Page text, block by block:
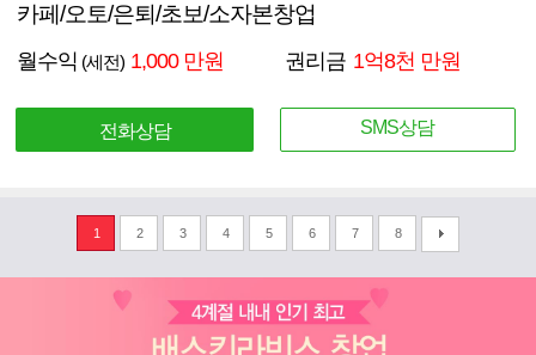
카페/오토/은퇴/초보/소자본창업
월수익 (세전) 1,000 만원 권리금 1억8천 만원
전화상담 SMS상담
1 2 3 4 5 6 7 8